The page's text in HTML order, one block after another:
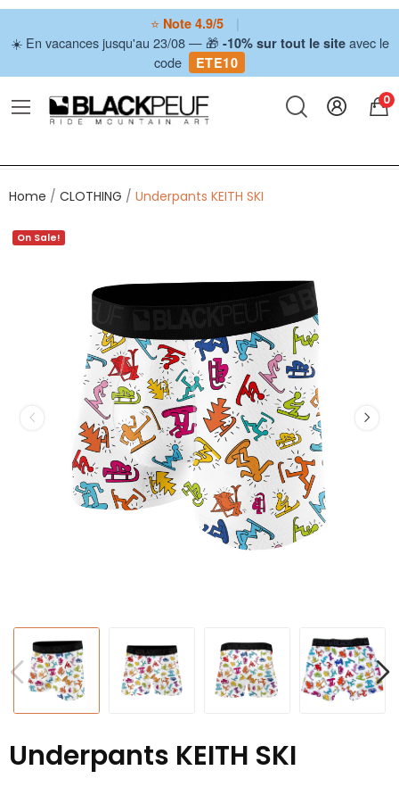
⭐ Note 4.9/5
|
☀️ En vacances jusqu'au 23/08 — 🎁 -10% sur tout le siteavec le
code
ETE10
0
Home CLOTHING Underpants KEITH SKI
On Sale!
Underpants KEITH SKI